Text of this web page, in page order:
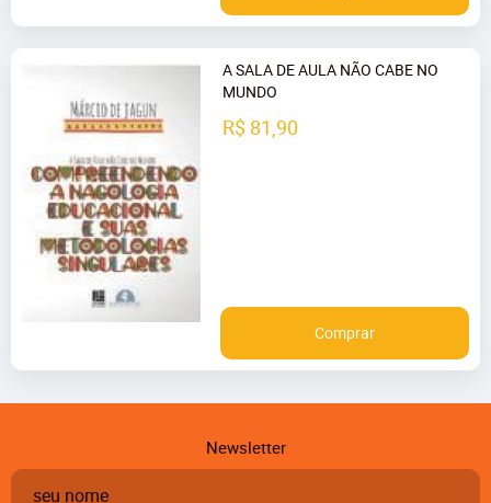
A SALA DE AULA NÃO CABE NO
MUNDO
R$ 81,90
Comprar
Newsletter